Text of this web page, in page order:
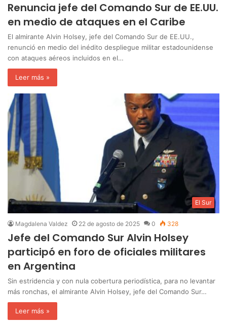
Renuncia jefe del Comando Sur de EE.UU.
en medio de ataques en el Caribe
El almirante Alvin Holsey, jefe del Comando Sur de EE.UU.,
renunció en medio del inédito despliegue militar estadounidense
con ataques aéreos incluidos en el…
Leer más »
El Sur
Magdalena Valdez 22 de agosto de 2025 0 328
Jefe del Comando Sur Alvin Holsey
participó en foro de oficiales militares
en Argentina
Sin estridencia y con nula cobertura periodística, para no levantar
más ronchas, el almirante Alvin Holsey, jefe del Comando Sur…
Leer más »